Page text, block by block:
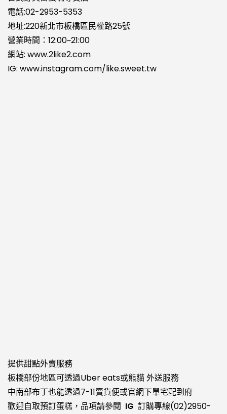
電話:02-2953-5353
地址:220新北市板橋區民權路25號
營業時間：12:00~21:00
網站: www.2like2.com
IG: www.instagram.com/like.sweet.tw
提供甜點外賣服務
板橋部份地區可透過Uber eats或熊貓外送服務
中南部布丁也能透過7-11賣貨便或官網下單宅配到府
歡迎自取預訂蛋糕，品項請參閱 IG 訂購專線(02)2950-